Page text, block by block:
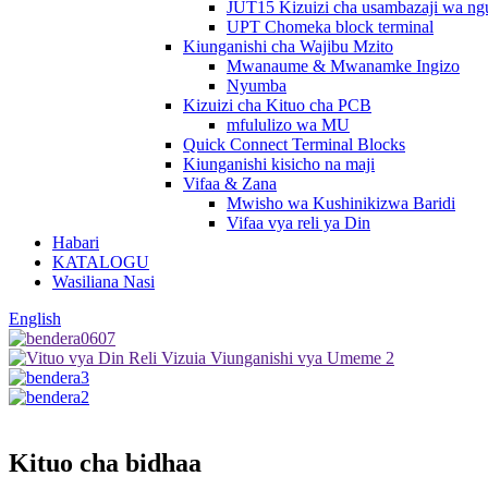
JUT15 Kizuizi cha usambazaji wa
UPT Chomeka block terminal
Kiunganishi cha Wajibu Mzito
Mwanaume & Mwanamke Ingizo
Nyumba
Kizuizi cha Kituo cha PCB
mfululizo wa MU
Quick Connect Terminal Blocks
Kiunganishi kisicho na maji
Vifaa & Zana
Mwisho wa Kushinikizwa Baridi
Vifaa vya reli ya Din
Habari
KATALOGU
Wasiliana Nasi
English
Kituo cha bidhaa